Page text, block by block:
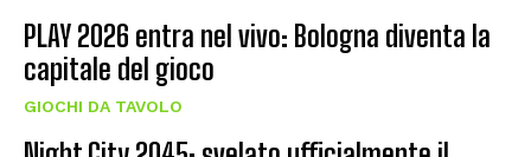
PLAY 2026 entra nel vivo: Bologna diventa la
capitale del gioco
GIOCHI DA TAVOLO